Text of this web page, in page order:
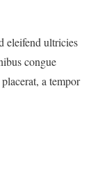
eleifend ultricies
congue
a tempor